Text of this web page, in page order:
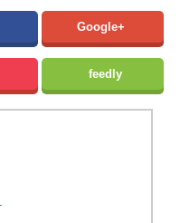
Google+
feedly